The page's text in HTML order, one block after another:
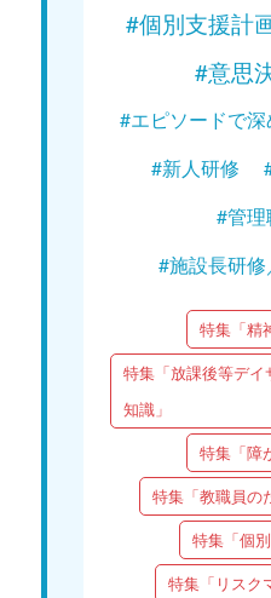
#個別支援計
#意思
#エピソードで
#新人研修
#管
#施設長研
特集「精
特集「放課後等デ
知識」
特集「障
特集「教職員の
特集「個
特集「リスク